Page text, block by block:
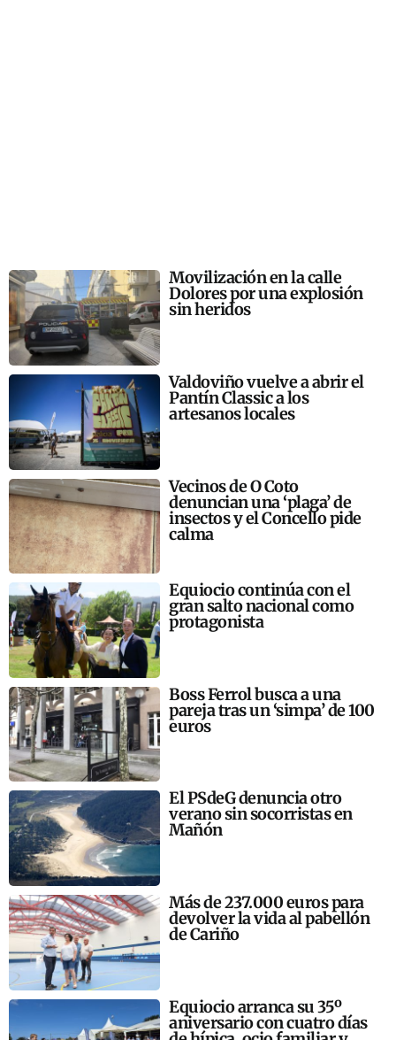
Movilización en la calle
Dolores por una explosión
sin heridos
Valdoviño vuelve a abrir el
Pantín Classic a los
artesanos locales
Vecinos de O Coto
denuncian una ‘plaga’ de
insectos y el Concello pide
calma
Equiocio continúa con el
gran salto nacional como
protagonista
Boss Ferrol busca a una
pareja tras un ‘simpa’ de 100
euros
El PSdeG denuncia otro
verano sin socorristas en
Mañón
Más de 237.000 euros para
devolver la vida al pabellón
de Cariño
Equiocio arranca su 35º
aniversario con cuatro días